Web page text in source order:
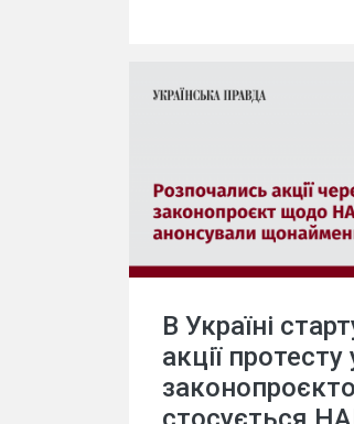
В Україні
акції